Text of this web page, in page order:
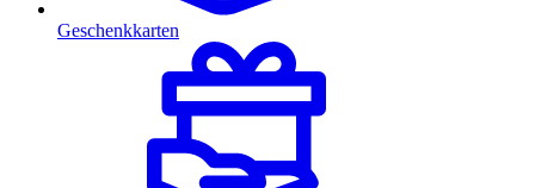
Geschenkkarten